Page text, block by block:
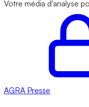
Votre média d'analyse
AGRA Presse